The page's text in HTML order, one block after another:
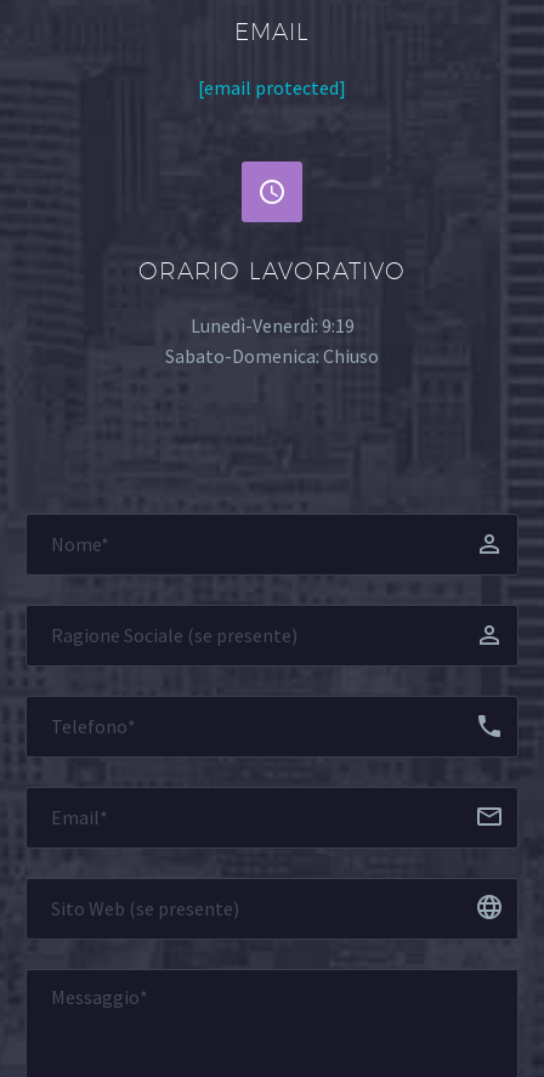
EMAIL
[email protected]


ORARIO LAVORATIVO
Lunedì-Venerdì: 9:19
Sabato-Domenica: Chiuso